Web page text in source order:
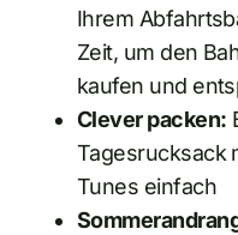
Ihrem
Zeit, um den
kaufen und
Clever packen:
Tagesrucksack
Tunes einfach